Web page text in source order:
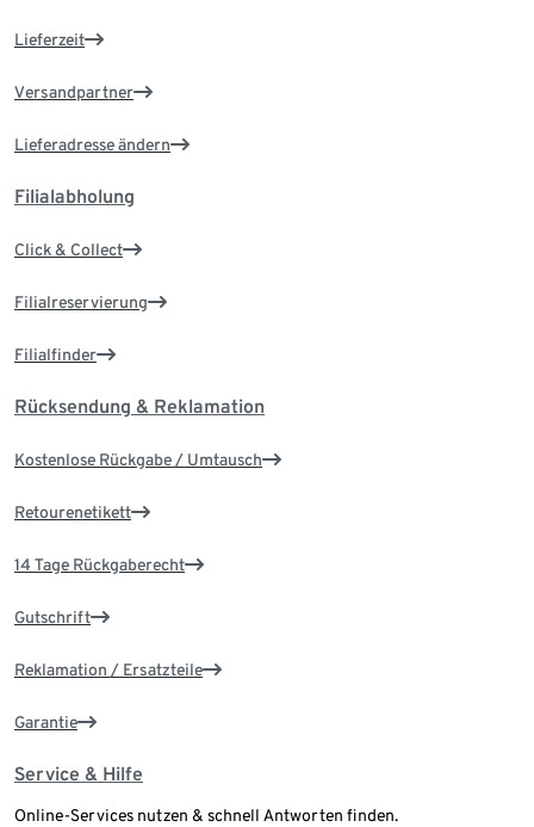
Lieferzeit
Versandpartner
Lieferadresse ändern
Filialabholung
Click & Collect
Filialreservierung
Filialfinder
Rücksendung & Reklamation
Kostenlose Rückgabe / Umtausch
Retourenetikett
14 Tage Rückgaberecht
Gutschrift
Reklamation / Ersatzteile
Garantie
Service & Hilfe
Online-Services nutzen & schnell Antworten finden.